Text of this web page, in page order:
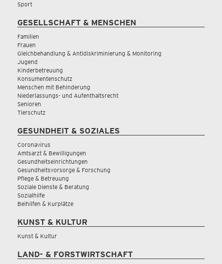
Sport
GESELLSCHAFT & MENSCHEN
Familien
Frauen
Gleichbehandlung & Antidiskriminierung & Monitoring
Jugend
Kinderbetreuung
Konsumentenschutz
Menschen mit Behinderung
Niederlassungs- und Aufenthaltsrecht
Senioren
Tierschutz
GESUNDHEIT & SOZIALES
Coronavirus
Amtsarzt & Bewilligungen
Gesundheitseinrichtungen
Gesundheitsvorsorge & Forschung
Pflege & Betreuung
Soziale Dienste & Beratung
Sozialhilfe
Beihilfen & Kurplätze
KUNST & KULTUR
Kunst & Kultur
LAND- & FORSTWIRTSCHAFT